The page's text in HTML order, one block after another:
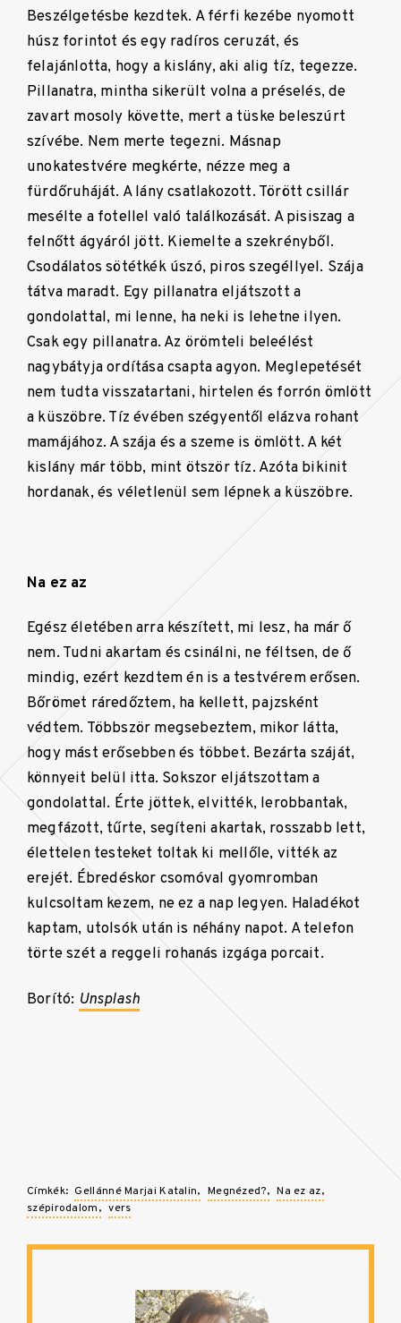
Beszélgetésbe kezdtek. A férfi kezébe nyomott
húsz forintot és egy radíros ceruzát, és
felajánlotta, hogy a kislány, aki alig tíz, tegezze.
Pillanatra, mintha sikerült volna a préselés, de
zavart mosoly követte, mert a tüske beleszúrt
szívébe. Nem merte tegezni. Másnap
unokatestvére megkérte, nézze meg a
fürdőruháját. A lány csatlakozott. Törött csillár
mesélte a fotellel való találkozását. A pisiszag a
felnőtt ágyáról jött. Kiemelte a szekrényből.
Csodálatos sötétkék úszó, piros szegéllyel. Szája
tátva maradt. Egy pillanatra eljátszott a
gondolattal, mi lenne, ha neki is lehetne ilyen.
Csak egy pillanatra. Az örömteli beleélést
nagybátyja ordítása csapta agyon. Meglepetését
nem tudta visszatartani, hirtelen és forrón ömlött
a küszöbre. Tíz évében szégyentől elázva rohant
mamájához. A szája és a szeme is ömlött. A két
kislány már több, mint ötször tíz. Azóta bikinit
hordanak, és véletlenül sem lépnek a küszöbre.
Na ez az
Egész életében arra készített, mi lesz, ha már ő
nem. Tudni akartam és csinálni, ne féltsen, de ő
mindig, ezért kezdtem én is a testvérem erősen.
Bőrömet ráredőztem, ha kellett, pajzsként
védtem. Többször megsebeztem, mikor látta,
hogy mást erősebben és többet. Bezárta száját,
könnyeit belül itta. Sokszor eljátszottam a
gondolattal. Érte jöttek, elvitték, lerobbantak,
megfázott, tűrte, segíteni akartak, rosszabb lett,
élettelen testeket toltak ki mellőle, vitték az
erejét. Ébredéskor csomóval gyomromban
kulcsoltam kezem, ne ez a nap legyen. Haladékot
kaptam, utolsók után is néhány napot. A telefon
törte szét a reggeli rohanás izgága porcait.
Borító: Unsplash
Címkék: Gellánné Marjai Katalin Megnézed?
Na ez az
szépirodalom
vers